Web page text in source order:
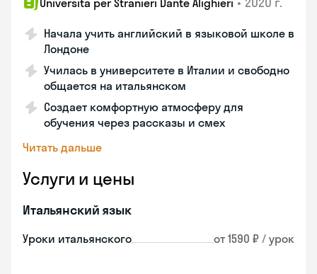
Universita per Stranieri Dante Alighieri
Начала учить английский в языковой школе в
Лондоне
Училась в университете в Италии и свободно
общается на итальянском
Создает комфортную атмосферу для
обучения через рассказы и смех
Читать дальше
Услуги и цены
Итальянский язык
Уроки итальянского от 1590 ₽ / урок